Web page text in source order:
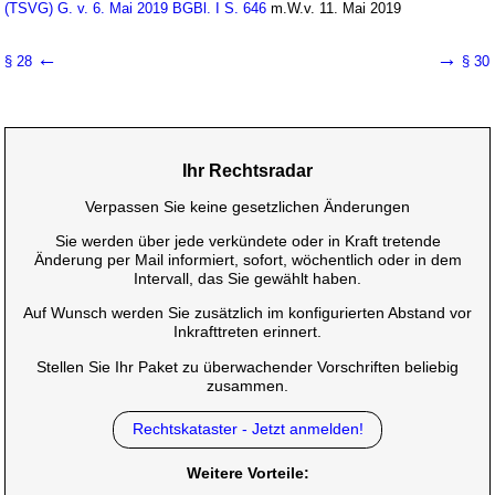
(TSVG) G. v. 6. Mai 2019 BGBl. I S. 646 m.W.v. 11. Mai 2019
§ 28 ← → § 30
Ihr Rechtsradar
Verpassen Sie keine gesetzlichen Änderungen
Sie werden über jede verkündete oder in Kraft tretende
Änderung per Mail informiert, sofort, wöchentlich oder in dem
Intervall, das Sie gewählt haben.
Auf Wunsch werden Sie zusätzlich im konfigurierten Abstand vor
Inkrafttreten erinnert.
Stellen Sie Ihr Paket zu überwachender Vorschriften beliebig
zusammen.
Rechtskataster - Jetzt anmelden!
Weitere Vorteile: